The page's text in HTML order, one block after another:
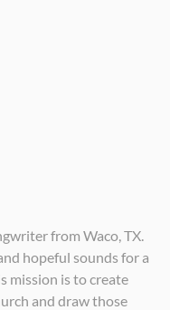
from Waco, TX.
hopeful sounds for a
mission is to create
and draw those